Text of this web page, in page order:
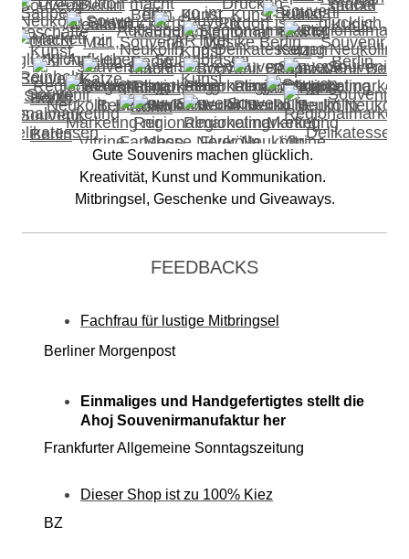
Gute Souvenirs machen glücklich.
Kreativität, Kunst und Kommunikation.
Mitbringsel, Geschenke und Giveaways.
FEEDBACKS
Fachfrau für lustige Mitbringsel
Berliner Morgenpost
Einmaliges und Handgefertigtes stellt die
Ahoj Souvenirmanufaktur her
Frankfurter Allgemeine Sonntagszeitung
Dieser Shop ist zu 100% Kiez
BZ